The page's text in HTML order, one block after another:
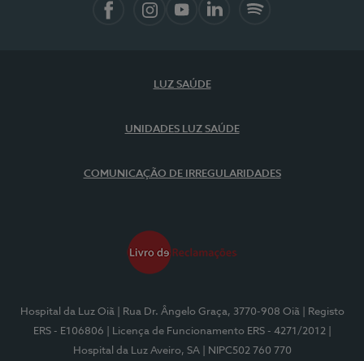
LUZ SAÚDE
UNIDADES LUZ SAÚDE
COMUNICAÇÃO DE IRREGULARIDADES
Hospital da Luz Oiã | Rua Dr. Ângelo Graça, 3770-908 Oiã
| Registo
ERS - E106806
| Licença de Funcionamento ERS - 4271/2012
Hospital da Luz Aveiro, SA
| NIPC502 760 770